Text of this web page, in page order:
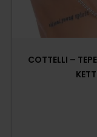
COTTELLI –